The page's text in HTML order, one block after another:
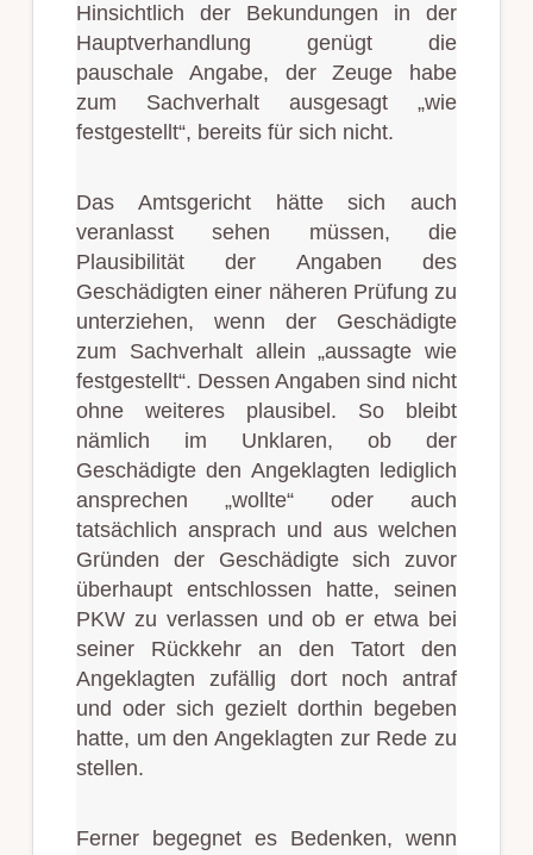
Hinsichtlich der Bekundungen in der
Hauptverhandlung genügt die
pauschale Angabe, der Zeuge habe
zum Sachverhalt ausgesagt „wie
festgestellt“, bereits für sich nicht.
Das Amtsgericht hätte sich auch
veranlasst sehen müssen, die
Plausibilität der Angaben des
Geschädigten einer näheren Prüfung zu
unterziehen, wenn der Geschädigte
zum Sachverhalt allein „aussagte wie
festgestellt“. Dessen Angaben sind nicht
ohne weiteres plausibel. So bleibt
nämlich im Unklaren, ob der
Geschädigte den Angeklagten lediglich
ansprechen „wollte“ oder auch
tatsächlich ansprach und aus welchen
Gründen der Geschädigte sich zuvor
überhaupt entschlossen hatte, seinen
PKW zu verlassen und ob er etwa bei
seiner Rückkehr an den Tatort den
Angeklagten zufällig dort noch antraf
und oder sich gezielt dorthin begeben
hatte, um den Angeklagten zur Rede zu
stellen.
Ferner begegnet es Bedenken, wenn